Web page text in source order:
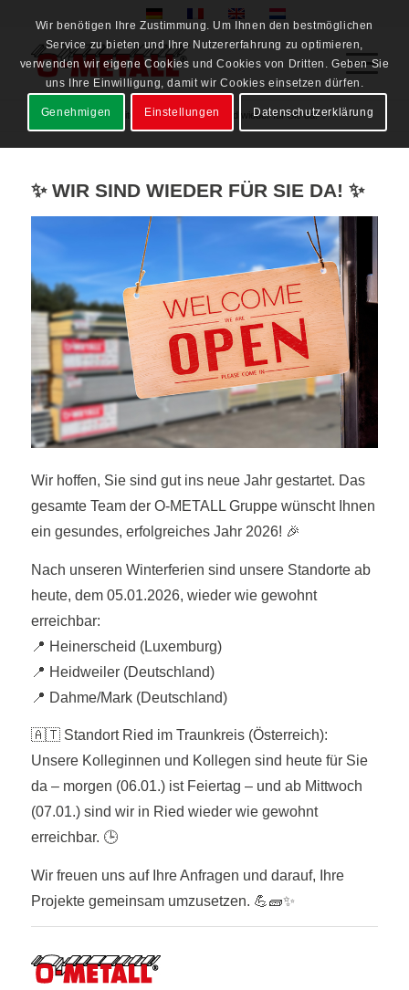
Startseite / Neuigkeiten / News / ✨ Wir sind wieder für Sie da! ✨
✨ WIR SIND WIEDER FÜR SIE DA! ✨
Wir hoffen, Sie sind gut ins neue Jahr gestartet. Das
gesamte Team der O-METALL Gruppe wünscht Ihnen
ein gesundes, erfolgreiches Jahr 2026! 🎉
Nach unseren Winterferien sind unsere Standorte ab
heute, dem 05.01.2026, wieder wie gewohnt
erreichbar:
📍 Heinerscheid (Luxemburg)
📍 Heidweiler (Deutschland)
📍 Dahme/Mark (Deutschland)
🇦🇹 Standort Ried im Traunkreis (Österreich):
Unsere Kolleginnen und Kollegen sind heute für Sie
da – morgen (06.01.) ist Feiertag – und ab Mittwoch
(07.01.) sind wir in Ried wieder wie gewohnt
erreichbar. 🕒
Wir freuen uns auf Ihre Anfragen und darauf, Ihre
Projekte gemeinsam umzusetzen. 💪🧱✨
Wir benötigen Ihre Zustimmung. Um Ihnen den bestmöglichen
Service zu bieten und Ihre Nutzererfahrung zu optimieren,
verwenden wir eigene Cookies und Cookies von Dritten. Geben Sie
uns Ihre Einwilligung, damit wir Cookies einsetzen dürfen.
Genehmigen Einstellungen Datenschutzerklärung